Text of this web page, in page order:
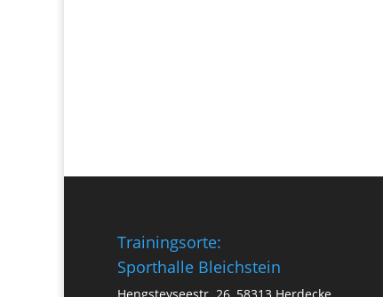
Trainingsorte:
Sporthalle Bleichstein